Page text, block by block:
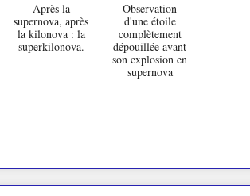
Après la
supernova, après
la kilonova : la
superkilonova.
Observation
d'une étoile
complètement
dépouillée avant
son explosion en
supernova